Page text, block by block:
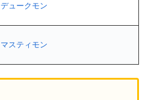
デュークモン
マスティモン